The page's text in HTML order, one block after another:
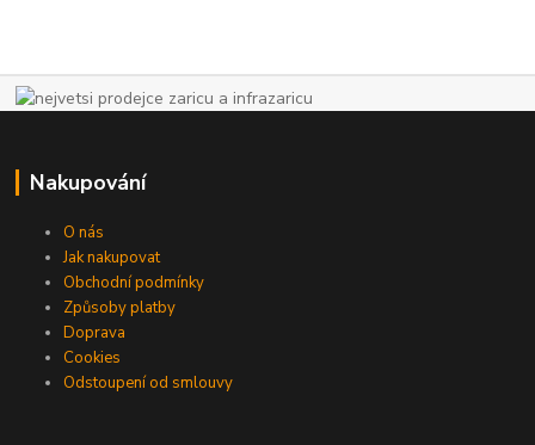
Nakupování
O nás
Jak nakupovat
Obchodní podmínky
Způsoby platby
Doprava
Cookies
Odstoupení od smlouvy